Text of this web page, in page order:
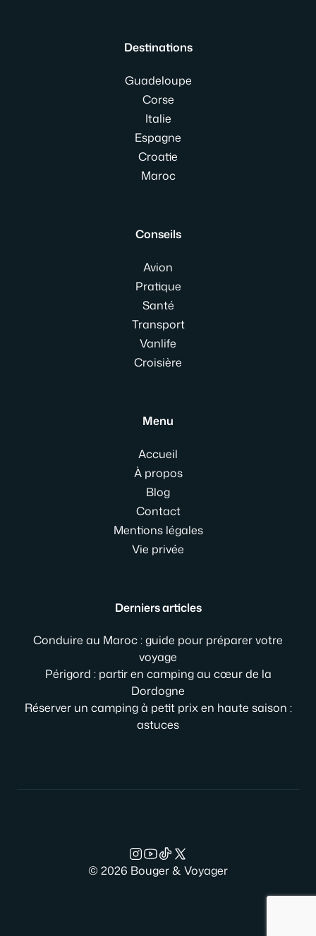
Destinations
Guadeloupe
Corse
Italie
Espagne
Croatie
Maroc
Conseils
Avion
Pratique
Santé
Transport
Vanlife
Croisière
Menu
Accueil
À propos
Blog
Contact
Mentions légales
Vie privée
Derniers articles
Conduire au Maroc : guide pour préparer votre
voyage
Périgord : partir en camping au cœur de la
Dordogne
Réserver un camping à petit prix en haute saison :
astuces
© 2026 Bouger & Voyager